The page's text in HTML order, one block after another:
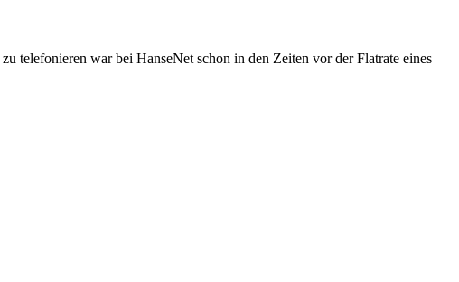
telefonieren war bei HanseNet schon in den Zeiten vor der Flatrate eines